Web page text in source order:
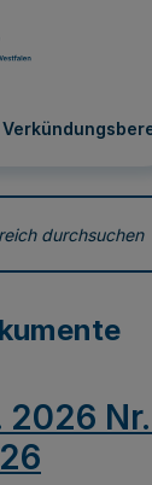
durchsuchen
2026